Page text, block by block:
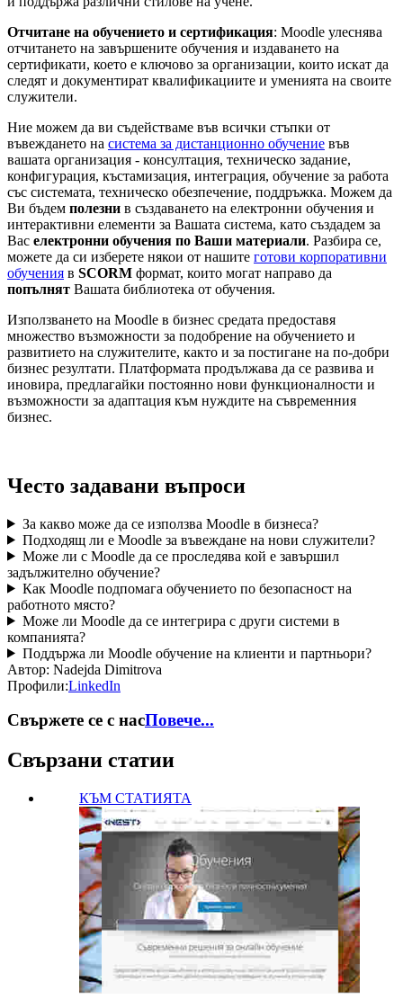
Отчитане на обучението и сертификация: Moodle улеснява
отчитането на завършените обучения и издаването на
сертификати, което е ключово за организации, които искат да
следят и документират квалификациите и уменията на своите
служители.
Ние можем да ви съдействаме във всички стъпки от
въвеждането на система за дистанционно обучение във
вашата организация - консултация, техническо задание,
конфигурация, къстамизация, интеграция, обучение за работа
със системата, техническо обезпечение, поддръжка. Mожем да
Ви бъдем полезни в създаването на електронни обучения и
интерактивни елементи за Вашата система, като създадем за
Вас електронни обучения по Ваши материали. Разбира се,
можете да си изберете някои от нашите готови корпоративни
обучения в SCORM формат, които могат направо да
попълнят Вашата библиотека от обучения.
Използването на Moodle в бизнес средата предоставя
множество възможности за подобрение на обучението и
развитието на служителите, както и за постигане на по-добри
бизнес резултати. Платформата продължава да се развива и
иновира, предлагайки постоянно нови функционалности и
възможности за адаптация към нуждите на съвременния
бизнес.
Често задавани въпроси
За какво може да се използва Moodle в бизнеса?
Подходящ ли е Moodle за въвеждане на нови служители?
Може ли с Moodle да се проследява кой е завършил
задължително обучение?
Как Moodle подпомага обучението по безопасност на
работното място?
Може ли Moodle да се интегрира с други системи в
компанията?
Поддържа ли Moodle обучение на клиенти и партньори?
Автор: Nadejda Dimitrova
Профили:LinkedIn
Свържете се с насПовече...
Свързани статии
КЪМ СТАТИЯТА